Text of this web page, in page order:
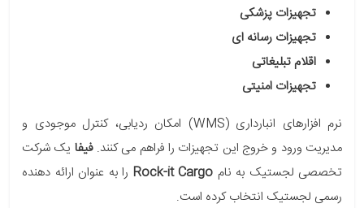
تجهیزات پزشکی
تجهیزات رسانه ای
اقلام تبلیغاتی
تجهیزات امنیتی
نرم افزارهای انبارداری (WMS) امکان ردیابی، کنترل موجودی و
مدیریت ورود و خروج این تجهیزات را فراهم می کنند.فیفا یک شرکت
تخصصی لجستیک به نام Rock-it Cargo را به عنوان ارائه دهنده
رسمی لجستیک انتخاب کرده است.